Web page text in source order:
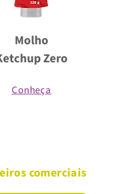
Molho
Zero
Conheça
comerciais